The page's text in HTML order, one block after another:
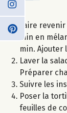
Faire
min en
min. Ajouter
Laver la
Préparer
Suivre les
Poser la
feuilles de